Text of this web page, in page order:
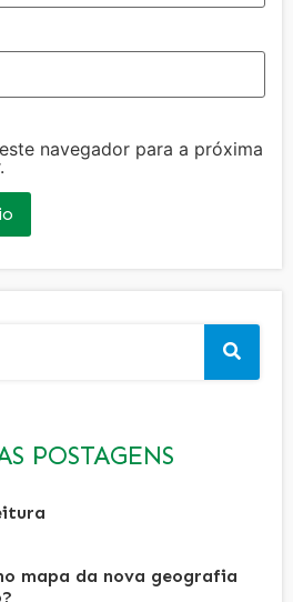
navegador para a próxima
POSTAGENS
mapa da nova geografia